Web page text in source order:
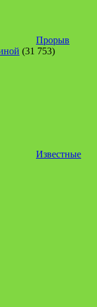
Прорыв
(31 753)
Известные